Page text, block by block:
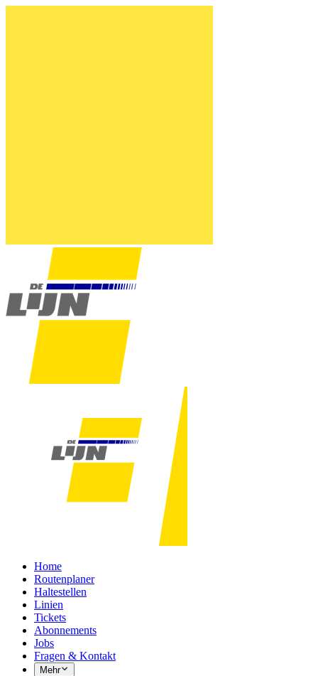
Home
Routenplaner
Haltestellen
Linien
Tickets
Abonnements
Jobs
Fragen & Kontakt
Mehr